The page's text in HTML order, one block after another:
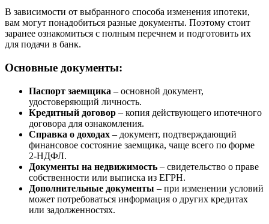
В зависимости от выбранного способа изменения ипотеки,
вам могут понадобиться разные документы. Поэтому стоит
заранее ознакомиться с полным перечнем и подготовить их
для подачи в банк.
Основные документы:
Паспорт заемщика – основной документ,
удостоверяющий личность.
Кредитный договор – копия действующего ипотечного
договора для ознакомления.
Справка о доходах – документ, подтверждающий
финансовое состояние заемщика, чаще всего по форме
2-НДФЛ.
Документы на недвижимость – свидетельство о праве
собственности или выписка из ЕГРН.
Дополнительные документы – при изменении условий
может потребоваться информация о других кредитах
или задолженностях.